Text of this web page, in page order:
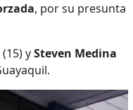
, por su presunta
(15) ySteven Medina